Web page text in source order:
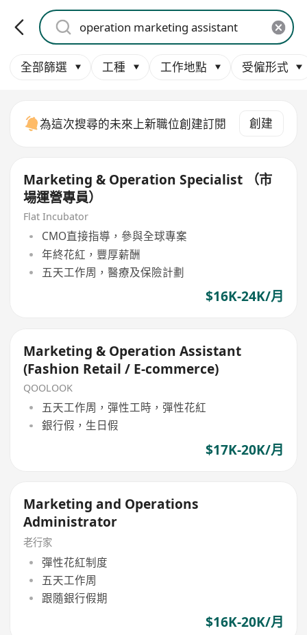
全部篩選 工種 工作地點 受僱形式
為這次搜尋的未來上新職位創建訂閱 創建
Marketing & Operation Specialist （市
場運營專員）
Flat Incubator
CMO直接指導，參與全球專案
年終花紅，豐厚薪酬
五天工作周，醫療及保險計劃
$16K-24K/月
Marketing & Operation Assistant
(Fashion Retail / E-commerce)
QOOLOOK
五天工作周，彈性工時，彈性花紅
銀行假，生日假
$17K-20K/月
Marketing and Operations
Administrator
老行家
彈性花紅制度
五天工作周
跟隨銀行假期
$16K-20K/月